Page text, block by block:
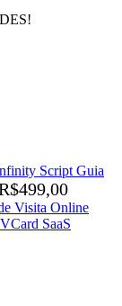
Script Guia
499,00
SaaS